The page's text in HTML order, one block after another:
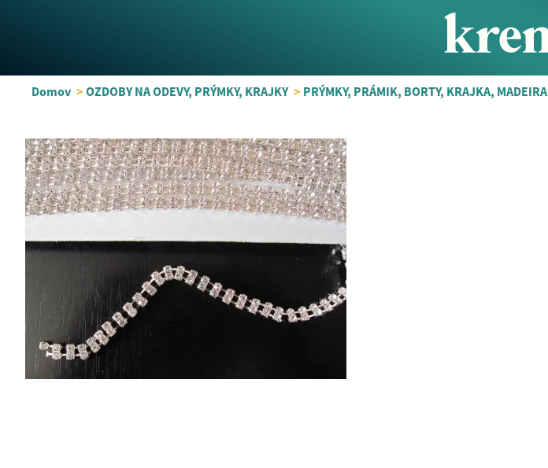
Domov > OZDOBY NA ODEVY, PRÝMKY, KRAJKY > PRÝMKY, PRÁMIK, BORTY, KRAJKA, MADEIRA